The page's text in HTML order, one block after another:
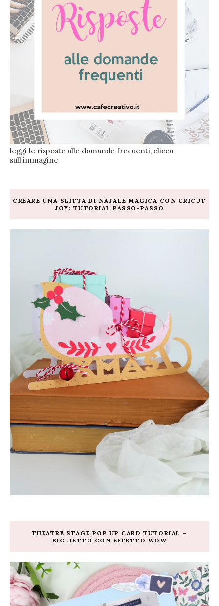
leggi le risposte alle domande frequenti, clicca
sull'immagine
CREARE UNA SLITTA DI NATALE MAGICA CON CRICUT
JOY: TUTORIAL PASSO-PASSO
THEATRE STAGE POP UP CARD TUTORIAL –
BIGLIETTO CON EFFETTO WOW